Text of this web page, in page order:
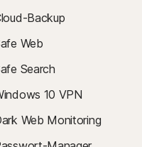
Backup
Web
Search
10 VPN
Web Monitoring